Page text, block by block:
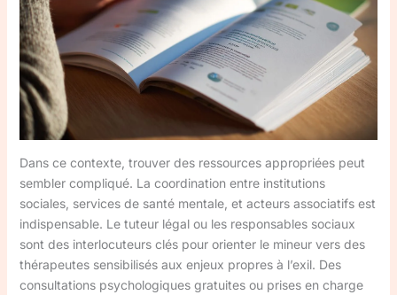
Dans ce contexte, trouver des ressources appropriées peut
sembler compliqué. La coordination entre institutions
sociales, services de santé mentale, et acteurs associatifs est
indispensable. Le tuteur légal ou les responsables sociaux
sont des interlocuteurs clés pour orienter le mineur vers des
thérapeutes sensibilisés aux enjeux propres à l’exil. Des
consultations psychologiques gratuites ou prises en charge